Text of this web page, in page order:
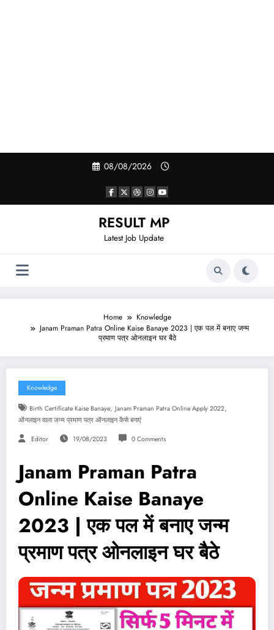
08/08/2026
RESULT MP
Latest Job Update
Home
Knowledge
Janam Praman Patra Online Kaise Banaye 2023 | एक पल में बनाए जन्म
प्रमाण पत्र ओनलाइन घर बैठे
Knowledge
Birth Certificate Kaise Banaye, Janam Praman Patra Online Apply 2022,
ऑनलाइन वाला जन्म प्रमाण पत्र ऑनलाइन कैसे बनाएं
Editor 19/08/2023 0 Comments
Janam Praman Patra
Online Kaise Banaye
2023 | एक पल में बनाए जन्म
प्रमाण पत्र ओनलाइन घर बैठे